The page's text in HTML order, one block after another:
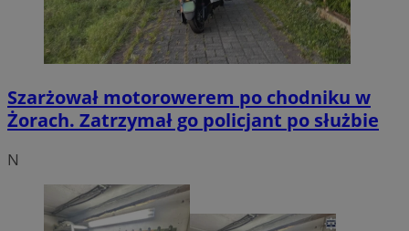
Szarżował motorowerem po chodniku w
Żorach. Zatrzymał go policjant po służbie
N